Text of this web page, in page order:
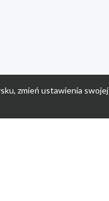
zmień ustawienia swojej